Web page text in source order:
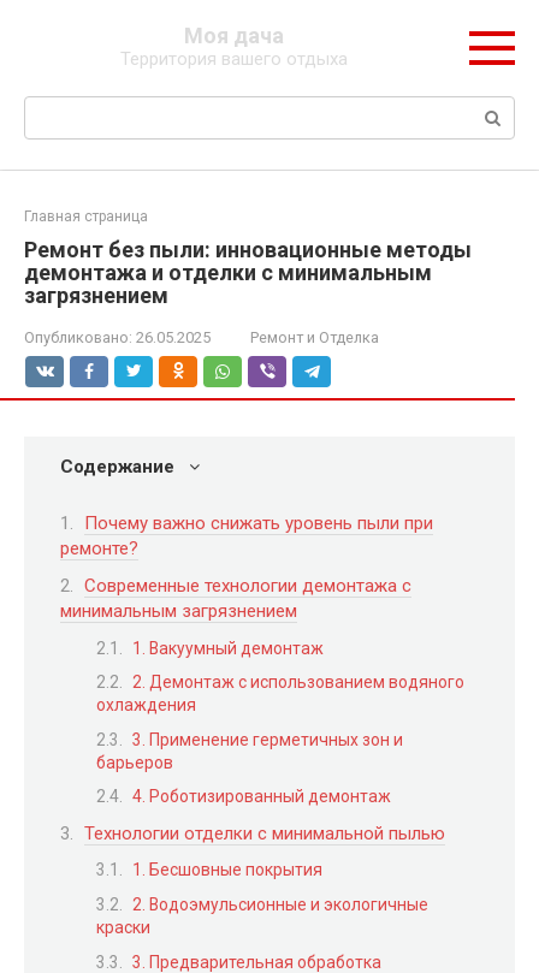
Моя дача
Территория вашего отдыха
Поиск:
Главная страница
Ремонт без пыли: инновационные методы
демонтажа и отделки с минимальным
загрязнением
Опубликовано: 26.05.2025 Ремонт и Отделка
Содержание
Почему важно снижать уровень пыли при
ремонте?
Современные технологии демонтажа с
минимальным загрязнением
1. Вакуумный демонтаж
2. Демонтаж с использованием водяного
охлаждения
3. Применение герметичных зон и
барьеров
4. Роботизированный демонтаж
Технологии отделки с минимальной пылью
1. Бесшовные покрытия
2. Водоэмульсионные и экологичные
краски
3. Предварительная обработка